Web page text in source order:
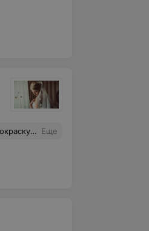
что к ней попала !!! Еще